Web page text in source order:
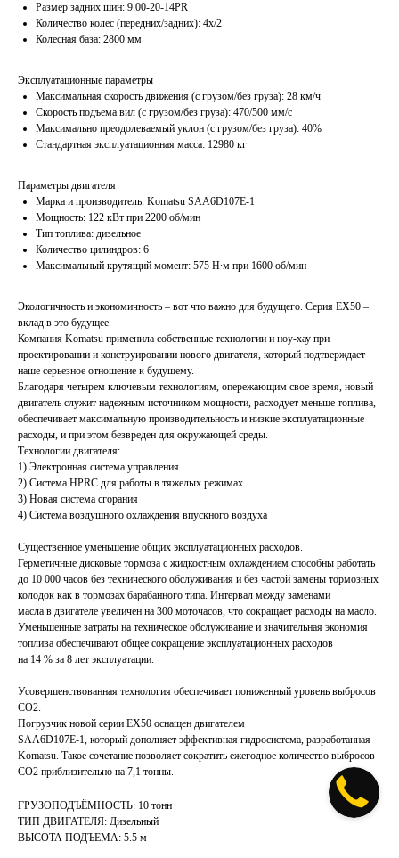
Размер задних шин: 9.00-20-14PR
Количество колес (передних/задних): 4х/2
Колесная база: 2800 мм
Эксплуатационные параметры
Максимальная скорость движения (с грузом/без груза): 28 км/ч
Скорость подъема вил (с грузом/без груза): 470/500 мм/с
Максимально преодолеваемый уклон (с грузом/без груза): 40%
Стандартная эксплуатационная масса: 12980 кг
Параметры двигателя
Марка и производитель: Komatsu SAA6D107E-1
Мощность: 122 кВт при 2200 об/мин
Тип топлива: дизельное
Количество цилиндров: 6
Максимальный крутящий момент: 575 Н∙м при 1600 об/мин
Экологичность и экономичность – вот что важно для будущего. Серия EX50 –
вклад в это будущее.
Компания Komatsu применила собственные технологии и ноу-хау при
проектировании и конструировании нового двигателя, который подтверждает
наше серьезное отношение к будущему.
Благодаря четырем ключевым технологиям, опережающим свое время, новый
двигатель служит надежным источником мощности, расходует меньше топлива,
обеспечивает максимальную производительность и низкие эксплуатационные
расходы, и при этом безвреден для окружающей среды.
Технологии двигателя:
1) Электронная система управления
2) Система HPRC для работы в тяжелых режимах
3) Новая система сгорания
4) Система воздушного охлаждения впускного воздуха
Существенное уменьшение общих эксплуатационных расходов.
Герметичные дисковые тормоза с жидкостным охлаждением способны работать
до 10 000 часов без технического обслуживания и без частой замены тормозных
колодок как в тормозах барабанного типа. Интервал между заменами
масла в двигателе увеличен на 300 моточасов, что сокращает расходы на масло.
Уменьшенные затраты на техническое обслуживание и значительная экономия
топлива обеспечивают общее сокращение эксплуатационных расходов
на 14 % за 8 лет эксплуатации.
Усовершенствованная технология обеспечивает пониженный уровень выбросов
CO2.
Погрузчик новой серии EX50 оснащен двигателем
SAA6D107E-1, который дополняет эффективная гидросистема, разработанная
Komatsu. Такое сочетание позволяет сократить ежегодное количество выбросов
CO2 приблизительно на 7,1 тонны.
ГРУЗОПОДЪЁМНОСТЬ: 10 тонн
ТИП ДВИГАТЕЛЯ: Дизельный
ВЫСОТА ПОДЪЕМА: 5.5 м